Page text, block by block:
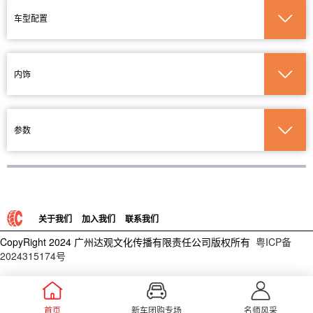
车型配置
内饰
参数
关于我们 加入我们 联系我们
CopyRight 2024 广州达观文化传播有限责任公司版权所有 粤ICP备
2024315174号
首页 新车团购专场 名师风采